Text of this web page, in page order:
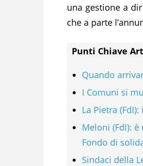
una gestione a
che a parte
Punti Chiave
Quando
I Comuni si
La Pietra
Meloni (FdI):
Fondo di
Sindaci della